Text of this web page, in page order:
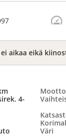
aikaa eikä
4-
Väri